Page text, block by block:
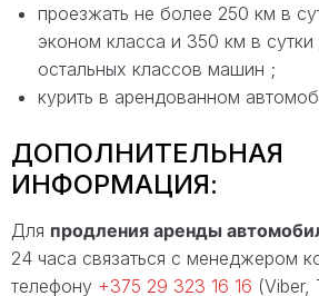
проезжать не более 250 км в
эконом класса и 350 км в сутки
остальных классов машин ;
курить в арендованном
ДОПОЛНИТЕЛЬНАЯ
ИНФОРМАЦИЯ:
Для продления аренды
24 часа связаться с менеджером
телефону +375 29 323 16 16 (Viber,